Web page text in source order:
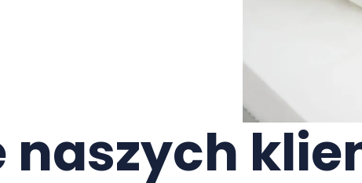
naszych